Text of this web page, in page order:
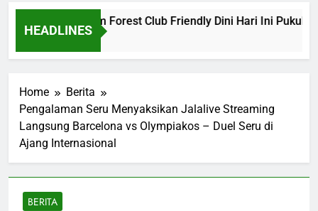
HEADLINES
vs Nottingham Forest Club Friendly Dini Hari Ini Pukul
Home
Berita
Pengalaman Seru Menyaksikan Jalalive Streaming
Langsung Barcelona vs Olympiakos – Duel Seru di
Ajang Internasional
BERITA